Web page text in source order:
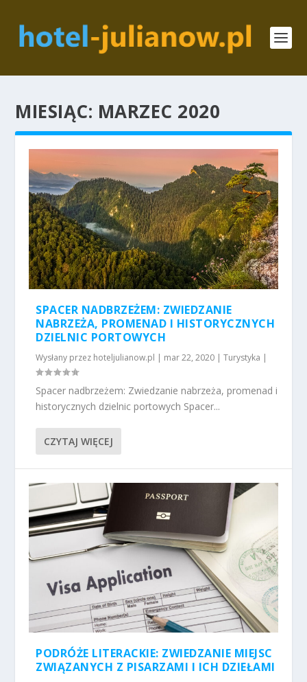
MIESIĄC: MARZEC 2020
SPACER NADBRZEŻEM: ZWIEDZANIE
NABRZEŻA, PROMENAD I HISTORYCZNYCH
DZIELNIC PORTOWYCH
Wysłany przez hoteljulianow.pl | mar 22, 2020 |Turystyka |
Spacer nadbrzeżem: Zwiedzanie nabrzeża, promenad i
historycznych dzielnic portowych Spacer...
CZYTAJ WIĘCEJ
PODRÓŻE LITERACKIE: ZWIEDZANIE MIEJSC
ZWIĄZANYCH Z PISARZAMI I ICH DZIEŁAMI